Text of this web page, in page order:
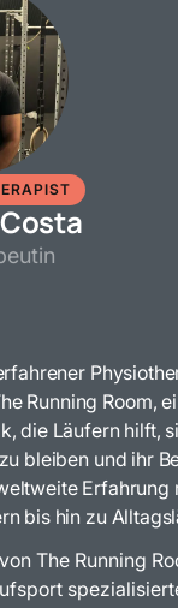
Running Room,
die Läufern hilft,
bleiben und ihr
Erfahrung
bis hin zu
The Running